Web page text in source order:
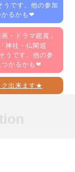
うです。他の参加
かるかも❤
画・ドラマ鑑賞 」
神社・仏閣巡
うです。他の参
つかるかも❤
ク出来ます★